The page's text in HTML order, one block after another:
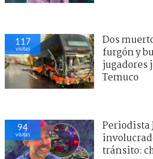
117
visitas
Dos
furgón y
jugadores
Temuco
94
visitas
Periodista
tránsito: